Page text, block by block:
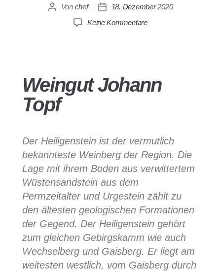
Von chef
18. Dezember 2020
Keine Kommentare
Weingut Johann
Topf
Der Heiligenstein ist der vermutlich
bekannteste Weinberg der Region. Die
Lage mit ihrem Boden aus verwittertem
Wüstensandstein aus dem
Permzeitalter und Urgestein zählt zu
den ältesten geologischen Formationen
der Gegend. Der Heiligenstein gehört
zum gleichen Gebirgskamm wie auch
Wechselberg und Gaisberg. Er liegt am
weitesten westlich, vom Gaisberg durch